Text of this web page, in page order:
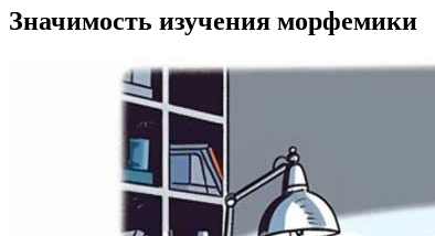
Значимость изучения морфемики